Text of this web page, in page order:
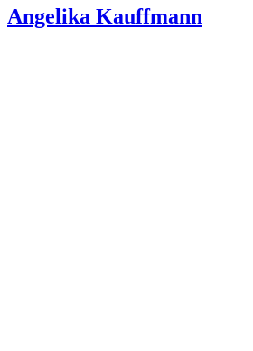
Angelika Kauffmann